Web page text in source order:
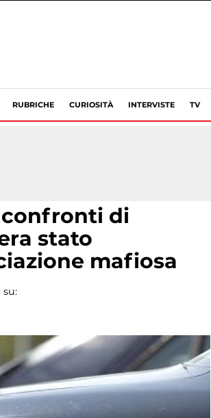
RUBRICHE CURIOSITÀ INTERVISTE TV
confronti di
stato
mafiosa
su: